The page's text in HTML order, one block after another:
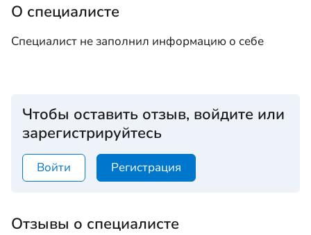
О специалисте
Специалист не заполнил информацию о себе
Чтобы оставить отзыв, войдите или
зарегистрируйтесь
Войти Регистрация
Отзывы о специалисте